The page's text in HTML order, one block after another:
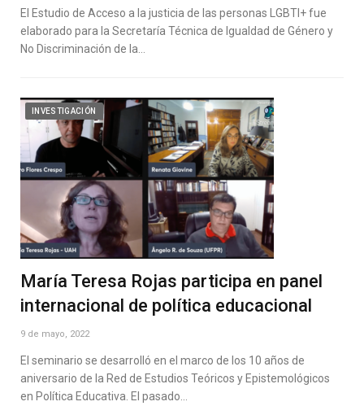
El Estudio de Acceso a la justicia de las personas LGBTI+ fue
elaborado para la Secretaría Técnica de Igualdad de Género y
No Discriminación de la…
INVESTIGACIÓN
María Teresa Rojas participa en panel
internacional de política educacional
9 de mayo, 2022
El seminario se desarrolló en el marco de los 10 años de
aniversario de la Red de Estudios Teóricos y Epistemológicos
en Política Educativa. El pasado…